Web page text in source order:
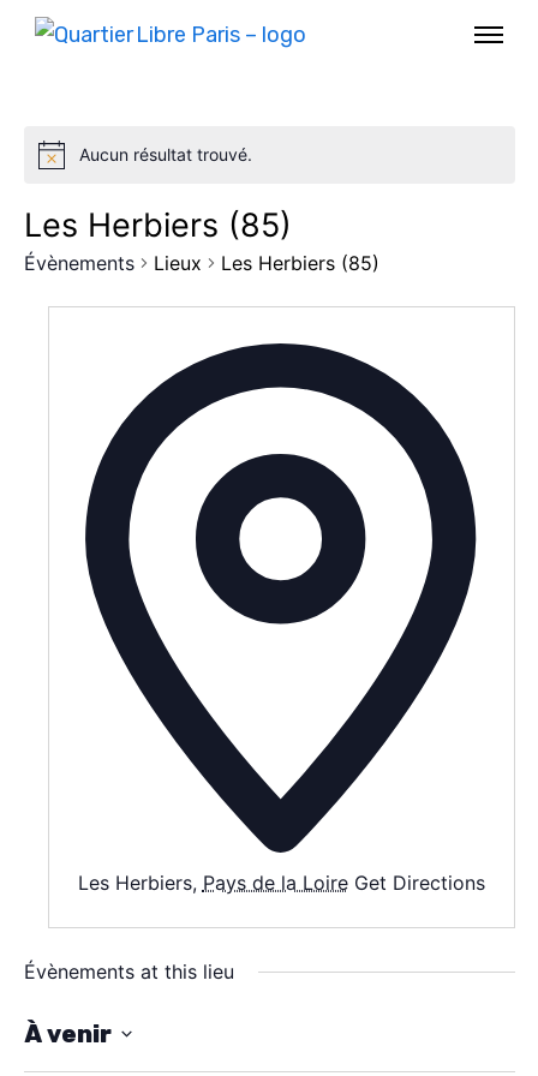
AGENDA
SPECTACLE
À PROPOS
CONTACT
Aucun résultat trouvé.
Les Herbiers (85)
Évènements Lieux Les Herbiers (85)
Les Herbiers, Pays de la Loire Get Directions
Évènements at this lieu
À venir
S